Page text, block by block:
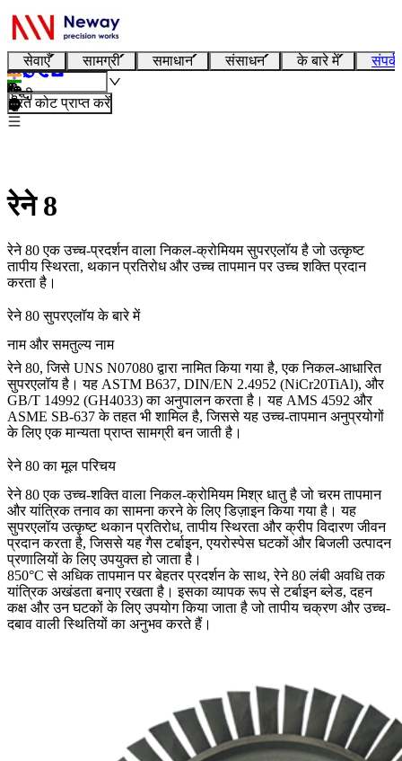
सेवाएँ सामग्री समाधान संसाधन के बारे में
हिन्दी
तुरंत कोट प्राप्त करें
रेने 8
रेने 80 एक उच्च-प्रदर्शन वाला निकल-क्रोमियम सुपरएलॉय है जो उत्कृष्ट
तापीय स्थिरता, थकान प्रतिरोध और उच्च तापमान पर उच्च शक्ति प्रदान
करता है।
रेने 80 सुपरएलॉय के बारे में
नाम और समतुल्य नाम
रेने 80, जिसे UNS N07080 द्वारा नामित किया गया है, एक निकल-आधारित
सुपरएलॉय है। यह ASTM B637, DIN/EN 2.4952 (NiCr20TiAl), और
GB/T 14992 (GH4033) का अनुपालन करता है। यह AMS 4592 और
ASME SB-637 के तहत भी शामिल है, जिससे यह उच्च-तापमान अनुप्रयोगों
के लिए एक मान्यता प्राप्त सामग्री बन जाती है।
रेने 80 का मूल परिचय
रेने 80 एक उच्च-शक्ति वाला निकल-क्रोमियम मिश्र धातु है जो चरम तापमान
और यांत्रिक तनाव का सामना करने के लिए डिज़ाइन किया गया है। यह
सुपरएलॉय उत्कृष्ट थकान प्रतिरोध, तापीय स्थिरता और क्रीप विदारण जीवन
प्रदान करता है, जिससे यह गैस टर्बाइन, एयरोस्पेस घटकों और बिजली उत्पादन
प्रणालियों के लिए उपयुक्त हो जाता है।
850°C से अधिक तापमान पर बेहतर प्रदर्शन के साथ, रेने 80 लंबी अवधि तक
यांत्रिक अखंडता बनाए रखता है। इसका व्यापक रूप से टर्बाइन ब्लेड, दहन
कक्ष और उन घटकों के लिए उपयोग किया जाता है जो तापीय चक्रण और उच्च-
दबाव वाली स्थितियों का अनुभव करते हैं।